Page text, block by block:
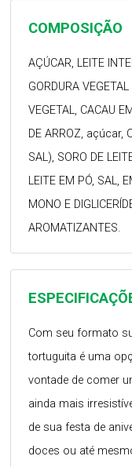
Com seu formato
tortuguita é uma
vontade de comer
ainda mais
de sua festa de
doces ou até
COMPOSIÇÃO
AÇÚCAR, LEITE
GORDURA
VEGETAL, CACAU
DE ARROZ, açúcar,
SAL), SORO DE
LEITE EM PÓ, SAL,
MONO E
AROMATIZANTES.